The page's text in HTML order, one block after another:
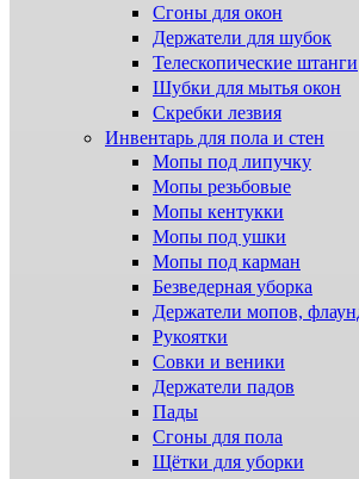
Сгоны для окон
Держатели для шубок
Телескопические штанги
Шубки для мытья окон
Скребки лезвия
Инвентарь для пола и стен
Мопы под липучку
Мопы резьбовые
Мопы кентукки
Мопы под ушки
Мопы под карман
Безведерная уборка
Держатели мопов,
Рукоятки
Совки и веники
Держатели падов
Пады
Сгоны для пола
Щётки для уборки